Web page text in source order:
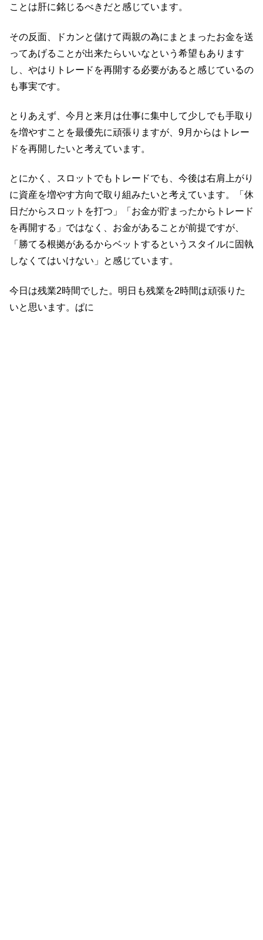
ことは肝に銘じるべきだと感じています。
その反面、ドカンと儲けて両親の為にまとまったお金を送
ってあげることが出来たらいいなという希望もあります
し、やはりトレードを再開する必要があると感じているの
も事実です。
とりあえず、今月と来月は仕事に集中して少しでも手取り
を増やすことを最優先に頑張りますが、9月からはトレー
ドを再開したいと考えています。
とにかく、スロットでもトレードでも、今後は右肩上がり
に資産を増やす方向で取り組みたいと考えています。「休
日だからスロットを打つ」「お金が貯まったからトレード
を再開する」ではなく、お金があることが前提ですが、
「勝てる根拠があるからベットするというスタイルに固執
しなくてはいけない」と感じています。
今日は残業2時間でした。明日も残業を2時間は頑張りた
いと思います。ぱに